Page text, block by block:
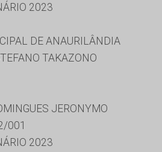
2023
DE ANAURILÂNDIA
TAKAZONO
JERONYMO
001
2023